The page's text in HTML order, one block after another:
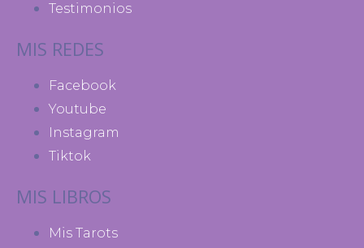
Testimonios
MIS REDES
Facebook
Youtube
Instagram
Tiktok
MIS LIBROS
Mis Tarots